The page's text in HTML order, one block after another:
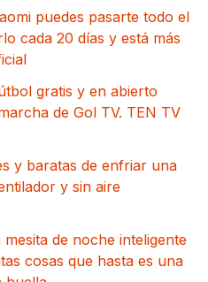
puedes pasarte todo el
cada 20 días y está más
gratis y en abierto
de Gol TV. TEN TV
y baratas de enfriar una
y sin aire
de noche inteligente
cosas que hasta es una